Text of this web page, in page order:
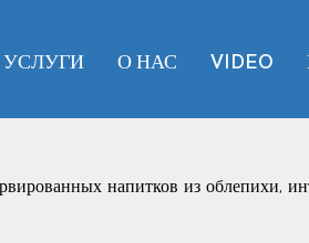
УСЛУГИ О НАС VIDEO
напитков из облепихи,